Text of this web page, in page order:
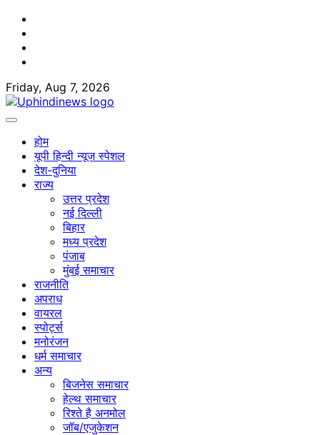
Skip
content
Friday, Aug 7, 2026
होम
यूपी हिन्दी न्यूज स्पेशल
देश-दुनिया
राज्य
उत्तर प्रदेश
नई दिल्ली
बिहार
मध्य प्रदेश
पंजाब
मुंबई समाचार
राजनीति
अपराध
वायरल
स्पोर्ट्स
मनोरंजन
धर्म समाचार
अन्य
बिजनेस समाचार
हेल्थ समाचार
रिश्ते है अनमोल
जॉब/एजुकेशन